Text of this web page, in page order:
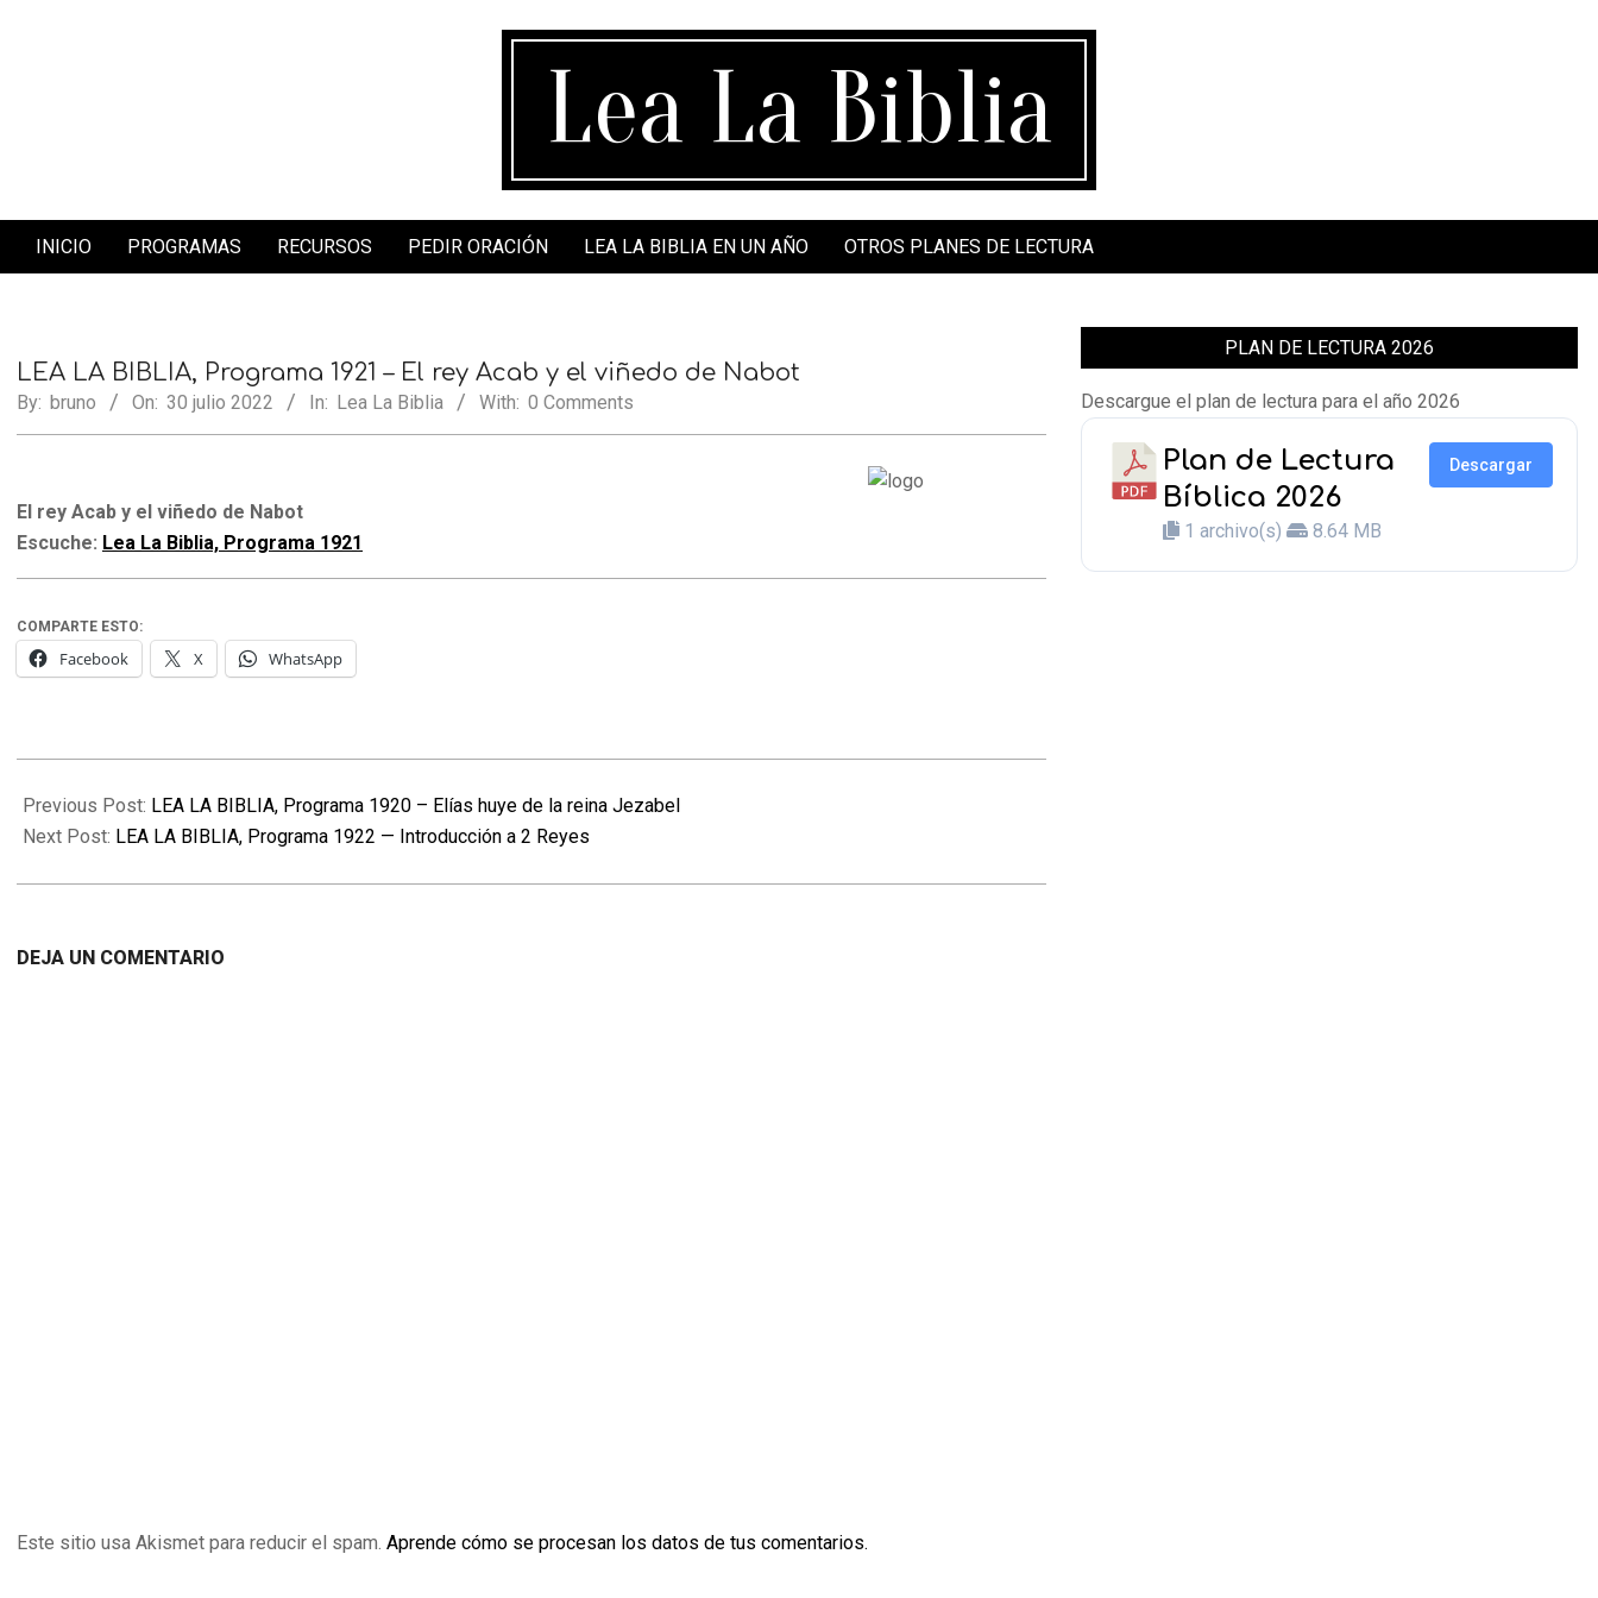
Lea La Biblia
Secondary
INICIO PROGRAMAS RECURSOS PEDIR ORACIÓN LEA LA BIBLIA EN UN AÑO OTROS PLANES DE LECTURA
LEA LA BIBLIA, Programa 1921 – El rey Acab y el viñedo de Nabot
By: bruno On: 30 julio 2022 In: Lea La Biblia With: 0 Comments
El rey Acab y el viñedo de Nabot
Escuche: Lea La Biblia, Programa 1921
COMPARTE ESTO:
Facebook X WhatsApp
07-
30
Previous Post: LEA LA BIBLIA, Programa 1920 – Elías huye de la reina Jezabel
Next Post: LEA LA BIBLIA, Programa 1922 — Introducción a 2 Reyes
DEJA UN COMENTARIO
Este sitio usa Akismet para reducir el spam. Aprende cómo se procesan los datos de tus comentarios.
PLAN DE LECTURA 2026
Descargue el plan de lectura para el año 2026
Plan de Lectura
Bíblica 2026
1 archivo(s) 8.64 MB
Descargar